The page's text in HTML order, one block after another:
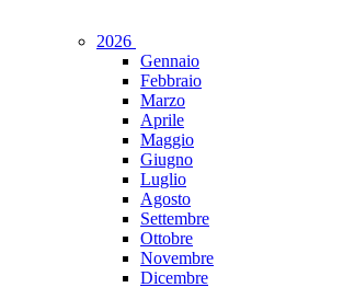
2026
Gennaio
Febbraio
Marzo
Aprile
Maggio
Giugno
Luglio
Agosto
Settembre
Ottobre
Novembre
Dicembre